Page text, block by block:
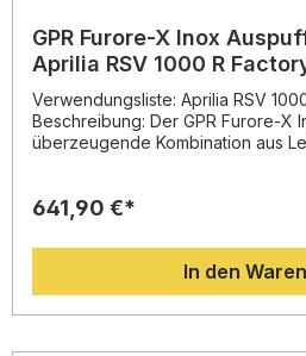
GPR Furore-X Inox
Aprilia RSV 1000 R
Verwendungsliste: Aprilia RSV
Beschreibung: Der GPR Furore-X
überzeugende Kombination aus
der Motorrad-Weltmeisterschaft,
höheren Drehmomentverlauf und
Gewichtsersparnis gegenüber der
moderne Edelstahlgehäuse sorgt
Struktur und einen markanten
641,90 €*
In den